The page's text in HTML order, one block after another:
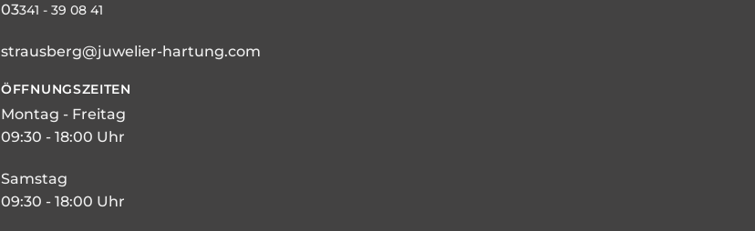
03341 - 39 08 41
strausberg@juwelier-hartung.com
ÖFFNUNGSZEITEN
Montag - Freitag
09:30 - 18:00 Uhr
Samstag
09:30 - 18:00 Uhr